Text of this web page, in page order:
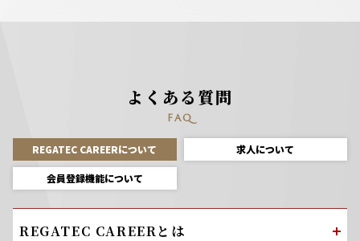
よくある質問
FAQ
REGATEC CAREERについて 求人について
会員登録機能について
REGATEC CAREERとは